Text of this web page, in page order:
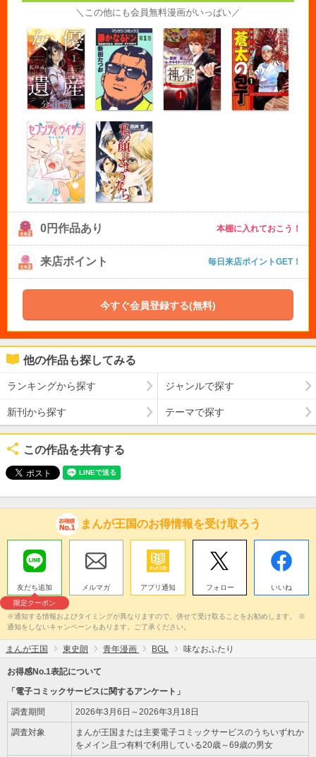
＼この他にも会員無料漫画がいっぱい／
0円作品あり 本棚に入れておこう！
来店ポイント 毎日来店ポイントGET！
今すぐ会員登録する(無料)
他の作品も探してみる
ランキングから探す ジャンルで探す
新刊から探す テーマで探す
この作品を共有する
まんが王国のお得情報を受け取ろう
友だち追加
限定クーポン
メルマガ アプリ通知 フォロー いいね
※通知する情報およびタイミングが異なりますので、併せて受け取ることをお勧めします。 ※
通知をしないキャンペーンもあります。ご了承ください。
まんが王国 東史朗 青年漫画 BGL 味なおふたり
お得感No.1表記について
「電子コミックサービスに関するアンケート」
調査期間 2026年3月6日～2026年3月18日
調査対象
まんが王国または主要電子コミックサービスのうちいずれか
をメイン且つ有料で利用している20歳～69歳の男女